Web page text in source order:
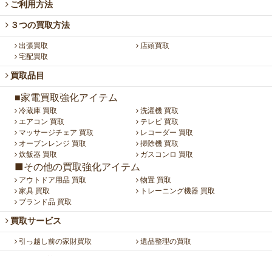
ご利用方法
３つの買取方法
出張買取
店頭買取
宅配買取
買取品目
■家電買取強化アイテム
冷蔵庫 買取
洗濯機 買取
エアコン 買取
テレビ 買取
マッサージチェア 買取
レコーダー 買取
オーブンレンジ 買取
掃除機 買取
炊飯器 買取
ガスコンロ 買取
■その他の買取強化アイテム
アウトドア用品 買取
物置 買取
家具 買取
トレーニング機器 買取
ブランド品 買取
買取サービス
引っ越し前の家財買取 遺品整理の買取